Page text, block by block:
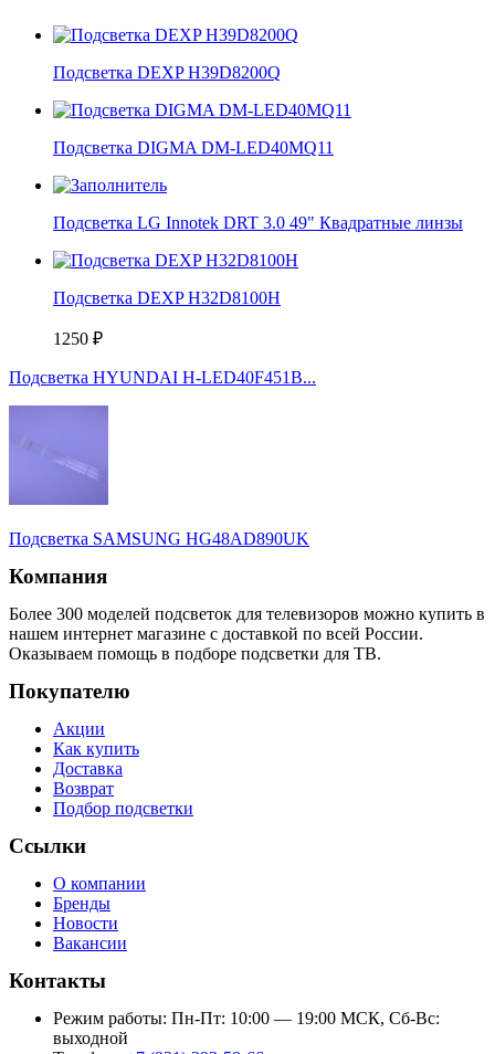
Подсветка DEXP H39D8200Q
Подсветка DIGMA DM-LED40MQ11
Подсветка LG Innotek DRT 3.0 49" Квадратные линзы
Подсветка DEXP H32D8100H
1250 ₽
Подсветка HYUNDAI H-LED40F451B...
Подсветка SAMSUNG HG48AD890UK
Компания
Более 300 моделей подсветок для телевизоров можно купить в
нашем интернет магазине с доставкой по всей России.
Оказываем помощь в подборе подсветки для ТВ.
Покупателю
Акции
Как купить
Доставка
Возврат
Подбор подсветки
Ссылки
О компании
Бренды
Новости
Вакансии
Контакты
Режим работы: Пн-Пт: 10:00 — 19:00 МСК, Сб-Вс:
выходной